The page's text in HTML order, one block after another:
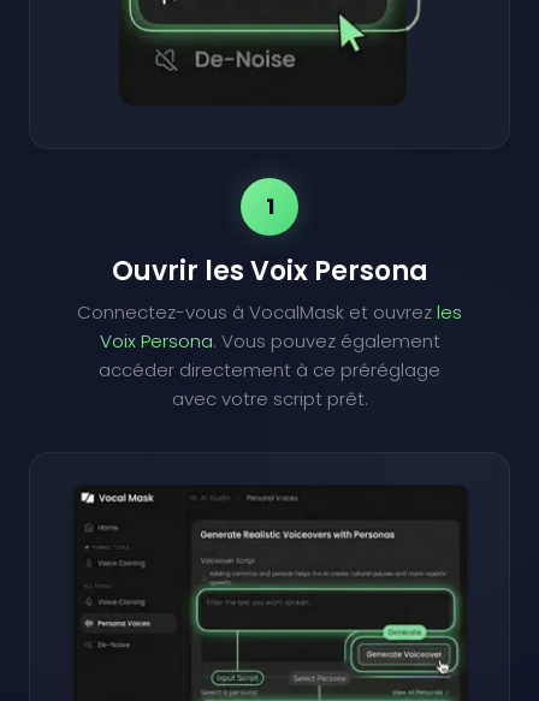
1
Ouvrir les Voix Persona
Connectez-vous à VocalMask et ouvrezles
Voix Persona. Vous pouvez également
accéder directement à ce préréglage
avec votre script prêt.